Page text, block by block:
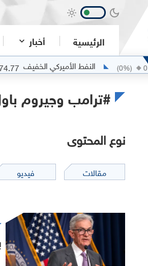
الرئيسية أخبار
النفط الأميركي الخفيف 74.77
-0.45
#ترامب وجيروم
نوع المحتوى
مقالات فيديو